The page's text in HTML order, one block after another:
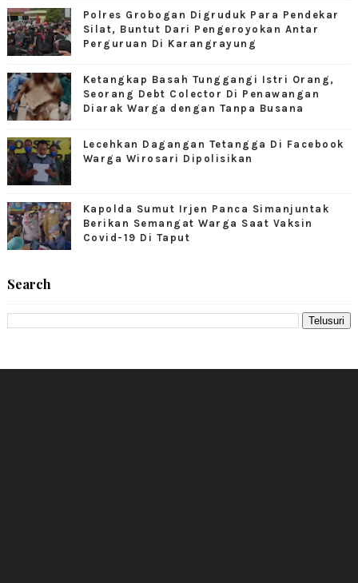
Polres Grobogan Digruduk Para Pendekar
Silat, Buntut Dari Pengeroyokan Antar
Perguruan Di Karangrayung
Ketangkap Basah Tunggangi Istri Orang,
Seorang Debt Colector Di Penawangan
Diarak Warga dengan Tanpa Busana
Lecehkan Dagangan Tetangga Di Facebook
Warga Wirosari Dipolisikan
Kapolda Sumut Irjen Panca Simanjuntak
Berikan Semangat Warga Saat Vaksin
Covid-19 Di Taput
Search